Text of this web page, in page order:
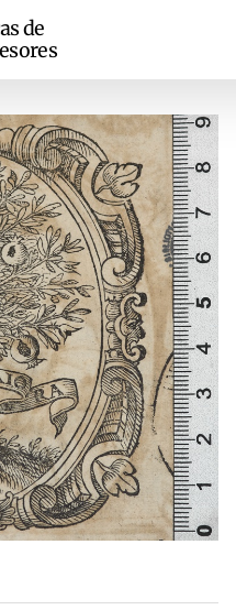
de